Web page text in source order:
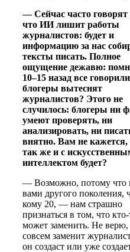
— Сейчас часто говорят
что ИИ лишит работы
журналистов: будет и
информацию за нас
тексты писать. Полное
ощущение дежавю:
10–15 назад все
блогеры вытеснят
журналистов? Этого не
случилось: блогеры ни
умеют проверять, ни
анализировать, ни
внятно. Вам не кажется,
так же и с
интеллектом будет?
— Возможно, потому что
вами другого поколения,
кому 20, — нам страшно
признаться в том, что
может заменить. Не
совсем заменит
он создаст или уже